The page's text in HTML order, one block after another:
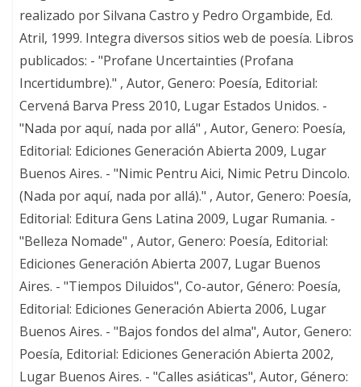
realizado por Silvana Castro y Pedro Orgambide, Ed.
Atril, 1999. Integra diversos sitios web de poesía. Libros
publicados: - "Profane Uncertainties (Profana
Incertidumbre)." , Autor, Genero: Poesía, Editorial:
Cervená Barva Press 2010, Lugar Estados Unidos. -
"Nada por aquí, nada por allá" , Autor, Genero: Poesía,
Editorial: Ediciones Generación Abierta 2009, Lugar
Buenos Aires. - "Nimic Pentru Aici, Nimic Petru Dincolo.
(Nada por aquí, nada por allá)." , Autor, Genero: Poesía,
Editorial: Editura Gens Latina 2009, Lugar Rumania. -
"Belleza Nomade" , Autor, Genero: Poesía, Editorial:
Ediciones Generación Abierta 2007, Lugar Buenos
Aires. - "Tiempos Diluidos", Co-autor, Género: Poesía,
Editorial: Ediciones Generación Abierta 2006, Lugar
Buenos Aires. - "Bajos fondos del alma", Autor, Genero:
Poesía, Editorial: Ediciones Generación Abierta 2002,
Lugar Buenos Aires. - "Calles asiáticas", Autor, Género: